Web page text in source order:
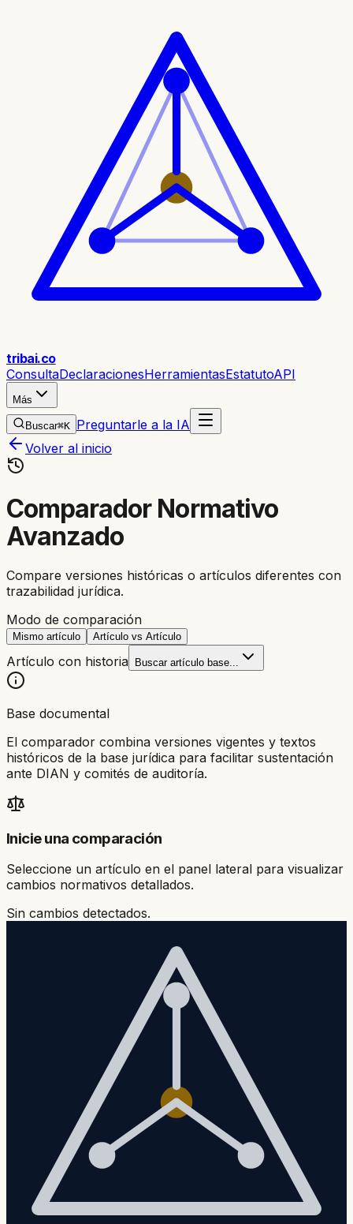
tribai.co
ConsultaDeclaracionesHerramientasEstatutoAPI
Más
Buscar⌘K Preguntarle a la IA
Volver al inicio
Comparador Normativo
Avanzado
Compare versiones históricas o artículos diferentes con
trazabilidad jurídica.
Modo de comparación
Mismo artículo Artículo vs Artículo
Artículo con historia Buscar artículo base...
Base documental
El comparador combina versiones vigentes y textos
históricos de la base jurídica para facilitar sustentación
ante DIAN y comités de auditoría.
Inicie una comparación
Seleccione un artículo en el panel lateral para visualizar
cambios normativos detallados.
Sin cambios detectados.